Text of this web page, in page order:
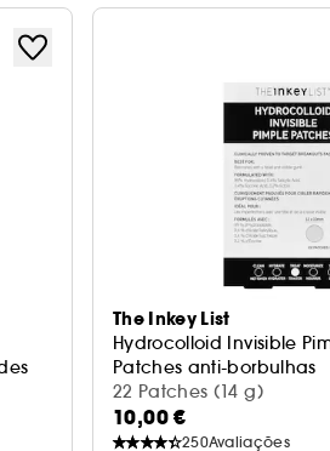
The Inkey List
Hydrocolloid Invisible
Patches anti-borbulhas
22 Patches (14 g)
10,00 €
250Avaliações